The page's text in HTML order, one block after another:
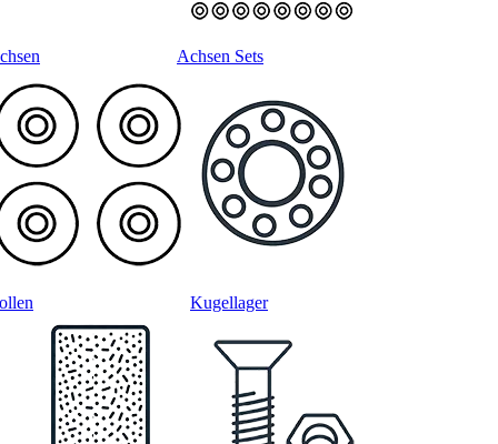
Achsen Sets
Kugellager